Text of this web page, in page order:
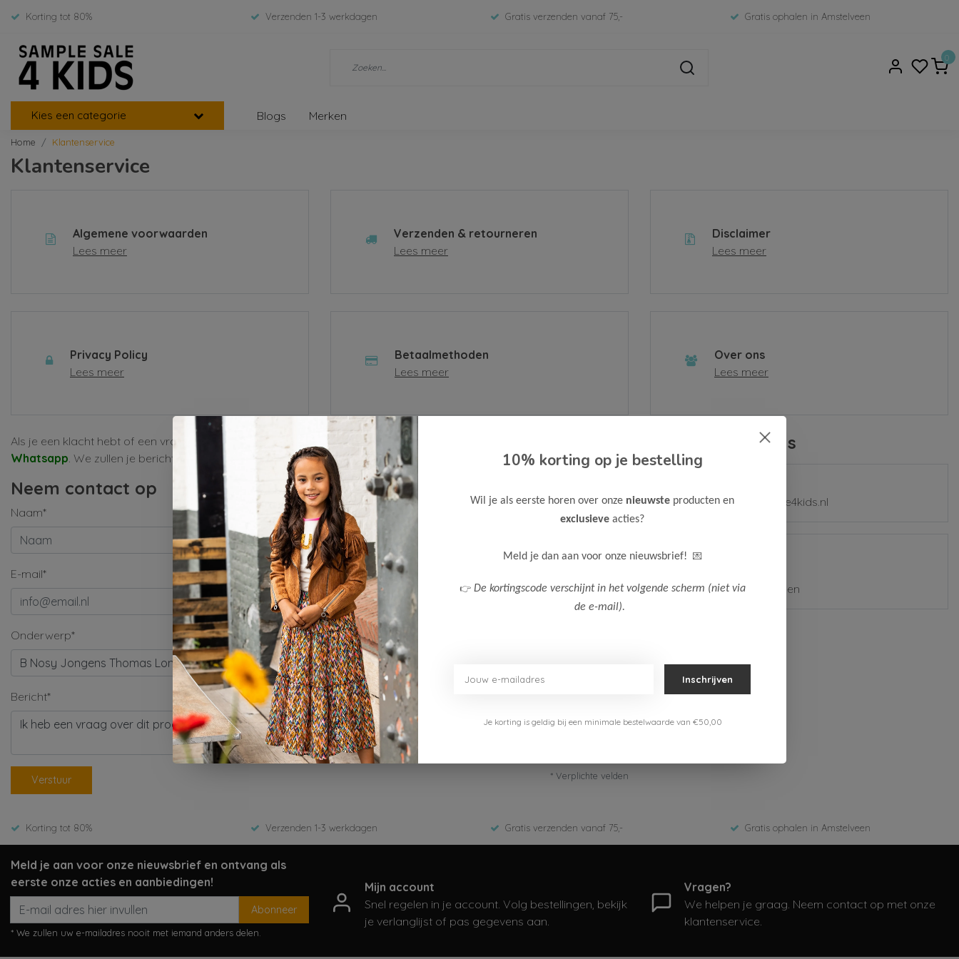
Korting tot 80% Verzenden 1-3 werkdagen Gratis verzenden vanaf 75,- Gratis ophalen in Amstelveen
0
Kies een categorie Blogs Merken
Home Klantenservice
Klantenservice
Algemene voorwaarden
Lees meer
Verzenden & retourneren
Lees meer
Disclaimer
Lees meer
Privacy Policy
Lees meer
Betaalmethoden
Lees meer
Over ons
Lees meer
Als je een klacht hebt of een vraag, vul dan alsjeblieft het contactformulier in of neem contact met ons op via
Whatsapp. We zullen je bericht zo snel mogelijk behandelen.
Neem contact op
Naam* Bedrijf
E-mail* Telefoonnummer
Onderwerp*
Bericht*
Verstuur * Verplichte velden
Contactgegevens
mail@samplesale4kids.nl
Adres
1185 ZZ Amstelveen
Korting tot 80% Verzenden 1-3 werkdagen Gratis verzenden vanaf 75,- Gratis ophalen in Amstelveen
Meld je aan voor onze nieuwsbrief en ontvang als
eerste onze acties en aanbiedingen!
Abonneer
* We zullen uw e-mailadres nooit met iemand anders delen.
Mijn account
Snel regelen in je account. Volg bestellingen, bekijk
je verlanglijst of pas gegevens aan.
Vragen?
We helpen je graag. Neem contact op met onze
klantenservice.
10% korting op je bestelling
Wil je als eerste horen over onze nieuwste producten en
exclusieve acties?
Meld je dan aan voor onze nieuwsbrief! 💌
👉 De kortingscode verschijnt in het volgende scherm (niet via
de e-mail).
Inschrijven
Je korting is geldig bij een minimale bestelwaarde van €50,00